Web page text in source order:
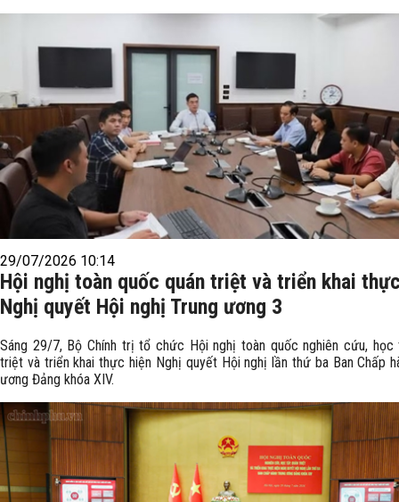
29/07/2026 10:14
Hội nghị toàn quốc quán triệt và triển khai
Nghị quyết Hội nghị Trung ương 3
Sáng 29/7, Bộ Chính trị tổ chức Hội nghị toàn quốc nghiên cứu, học
triệt và triển khai thực hiện Nghị quyết Hội nghị lần thứ ba Ban Chấp
ương Đảng khóa XIV.